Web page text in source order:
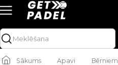
Sākums Apavi Bērniem